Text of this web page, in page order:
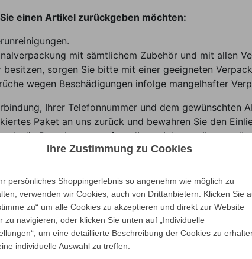
einen Artikel zurückgeben möchten:
mit sämtlichem Zubehör und mit allen
sorgen Sie bitte mit einer geeigneten
wegen Beschädigungen infolge mangelhafter
Ihrer Telefonnummer und dem gewünschten
Paket an uns zurück und bewahren Sie den
die Portokosten, sofern diese nicht von Ihnen
Bearbeitung.
jedoch nicht Voraussetzung für die
Unsere Marken
Ihre Zustimmung zu Cookies
persönliches Shoppingerlebnis so angenehm wie möglich zu
verwenden wir Cookies, auch von Drittanbietern. Klicken Sie
stimme zu“ um alle Cookies zu akzeptieren und direkt zur Website
zu navigieren; oder klicken Sie unten auf „Individuelle
um eine detaillierte Beschreibung der Cookies zu
individuelle Auswahl zu treffen.